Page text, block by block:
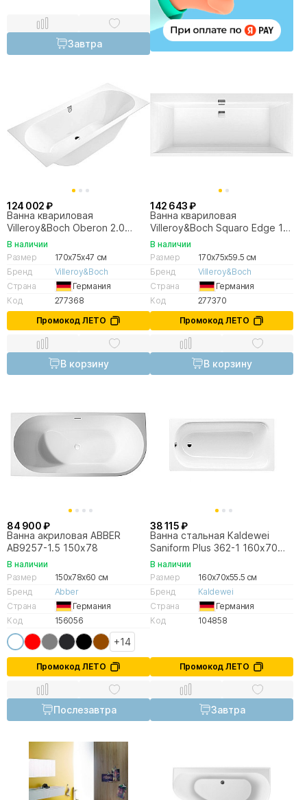
Завтра
124 002 ₽
Ванна квариловая
Villeroy&Boch Oberon 2.0
UBQ170OBR2DV-01 170x75
альпийский белый
В наличии
Размер
170x75x47 см
Бренд
Villeroy&Boch
Страна
Германия
Код
277368
Промокод ЛЕТО
В корзину
142 643 ₽
Ванна квариловая
Villeroy&Boch Squaro Edge 12
UBQ170SQE2DV-01 170x75
альпийский белый
В наличии
Размер
170x75x59.5 см
Бренд
Villeroy&Boch
Страна
Германия
Код
277370
Промокод ЛЕТО
В корзину
84 900 ₽
Ванна акриловая ABBER
AB9257-1.5 150х78
В наличии
Размер
150x78x60 см
Бренд
Abber
Страна
Германия
Код
156056
+14
Промокод ЛЕТО
Послезавтра
38 115 ₽
Ванна стальная Kaldewei
Saniform Plus 362-1 160х70
111700010001 белый
В наличии
Размер
160x70x55.5 см
Бренд
Kaldewei
Страна
Германия
Код
104858
Промокод ЛЕТО
Завтра